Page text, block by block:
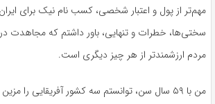
مهم‌تر از پول و اعتبار شخصی، کسب نام نیک برای
سختی‌ها، خطرات و تنهایی، باور داشتم که مجاهدت
مردم ارزشمندتر از هر چیز دیگری است.
من با ۵۹ سال سن، توانستم سه کشور آفریقایی را